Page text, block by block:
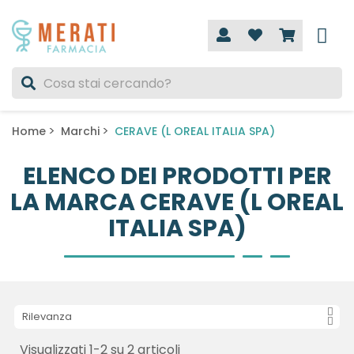
Home Marchi CERAVE (L OREAL ITALIA SPA)
ELENCO DEI PRODOTTI PER
LA MARCA CERAVE (L OREAL
ITALIA SPA)
Rilevanza
Visualizzati 1-2 su 2 articoli